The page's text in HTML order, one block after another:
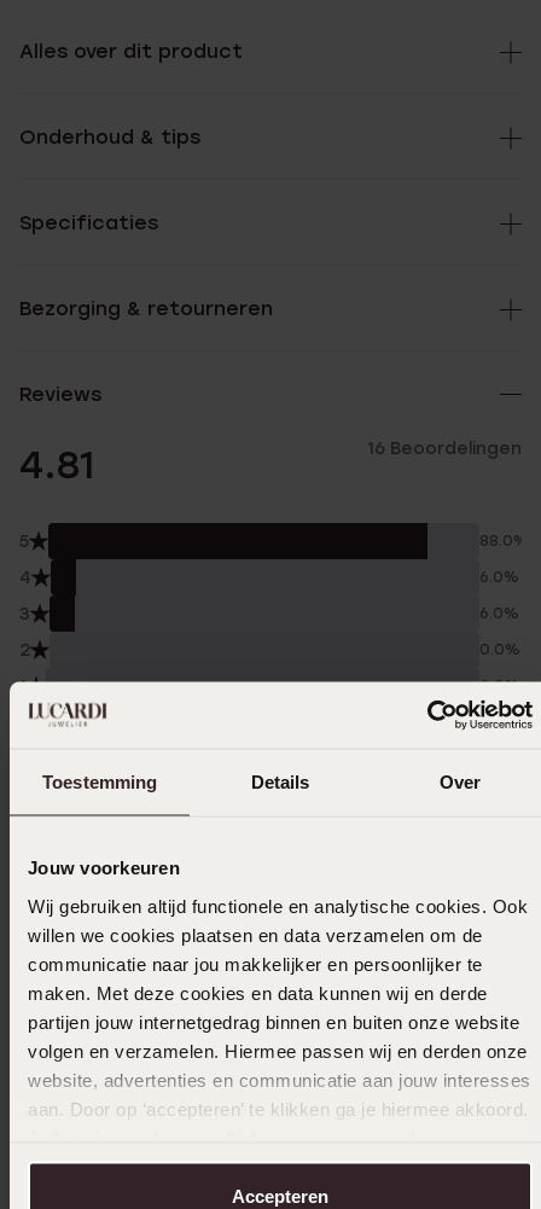
Toestemming Details Over
Jouw voorkeuren
Wij gebruiken altijd functionele en analytische cookies. Ook
willen we cookies plaatsen en data verzamelen om de
communicatie naar jou makkelijker en persoonlijker te
maken. Met deze cookies en data kunnen wij en derde
partijen jouw internetgedrag binnen en buiten onze website
volgen en verzamelen. Hiermee passen wij en derden onze
website, advertenties en communicatie aan jouw interesses
aan. Door op ‘accepteren’ te klikken ga je hiermee akkoord.
over in onscookiebeleid.
Accepteren
Alles over dit product
Onderhoud & tips
Specificaties
Bezorging & retourneren
Reviews
4.81 16 Beoordelingen
5 88.0%
4 6.0%
3 6.0%
2 0.0%
1 0.0%
Trusted shops
Filter
29-07-2026 - Fatima S.
20-02-2026 - Sharon
Op en top classy unicorn